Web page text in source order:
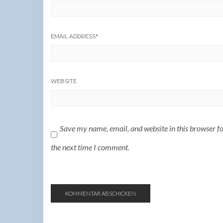
EMAIL ADDRESS*
WEBSITE
Save my name, email, and website in this browser
the next time I comment.